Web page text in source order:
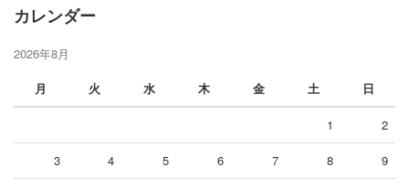
カレンダー
2026年8月
月
火 水 木 金 土 日
1 2
3 4 5 6 7 8 9